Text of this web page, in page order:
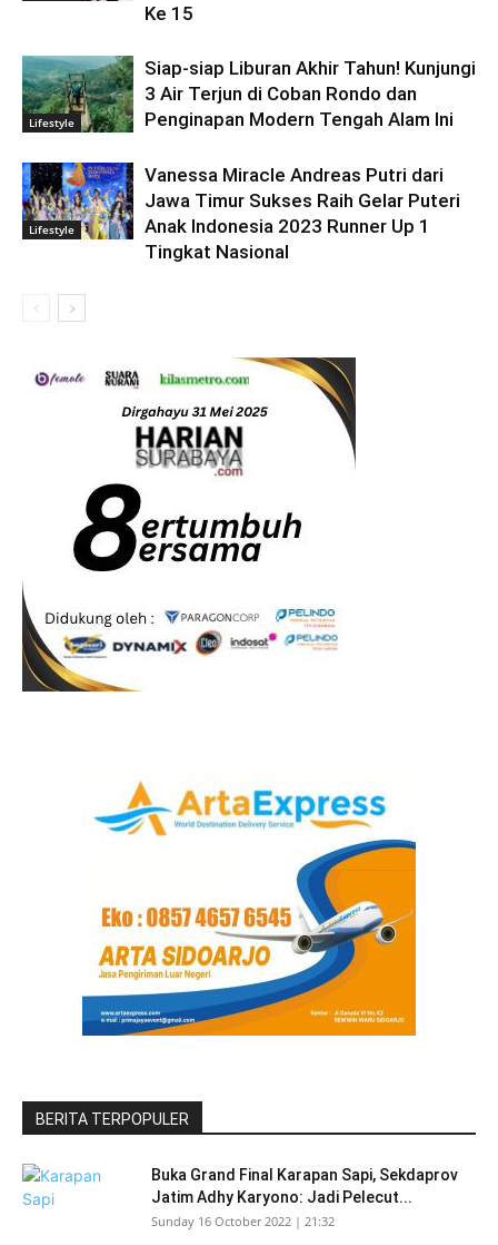
Ke 15
Lifestyle
Siap-siap Liburan Akhir Tahun! Kunjungi
3 Air Terjun di Coban Rondo dan
Penginapan Modern Tengah Alam Ini
Lifestyle
Vanessa Miracle Andreas Putri dari
Jawa Timur Sukses Raih Gelar Puteri
Anak Indonesia 2023 Runner Up 1
Tingkat Nasional
BERITA TERPOPULER
Buka Grand Final Karapan Sapi, Sekdaprov
Jatim Adhy Karyono: Jadi Pelecut...
Sunday 16 October 2022 | 21:32